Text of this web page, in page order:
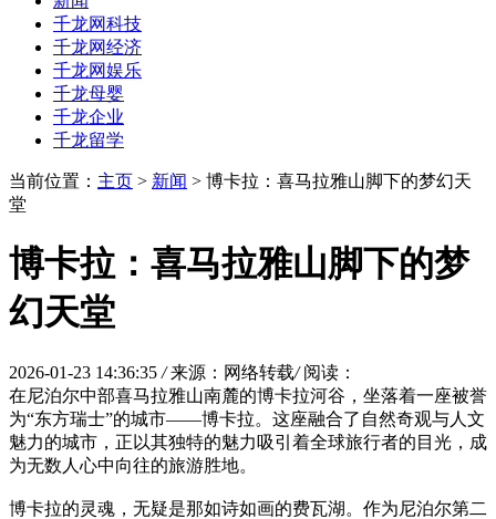
千龙网科技
千龙网经济
千龙网娱乐
千龙母婴
千龙企业
千龙留学
当前位置： 主页 > 新闻 > 博卡拉：喜马拉雅山脚下的梦幻天
堂
博卡拉：喜马拉雅山脚下的梦
幻天堂
2026-01-23 14:36:35 / 来源：网络转载/ 阅读：
在尼泊尔中部喜马拉雅山南麓的博卡拉河谷，坐落着一座被誉
为“东方瑞士”的城市——博卡拉。这座融合了自然奇观与人文
魅力的城市，正以其独特的魅力吸引着全球旅行者的目光，成
为无数人心中向往的旅游胜地。
博卡拉的灵魂，无疑是那如诗如画的费瓦湖。作为尼泊尔第二